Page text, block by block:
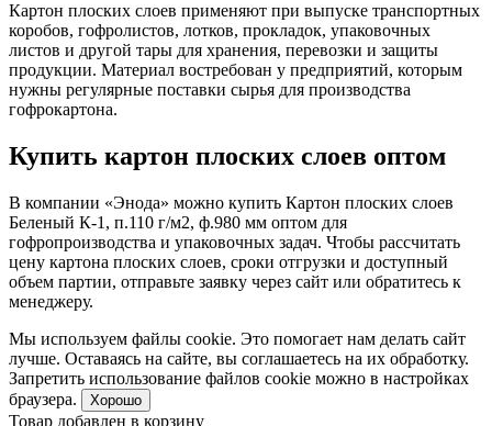
Картон плоских слоев применяют при выпуске транспортных
коробов, гофролистов, лотков, прокладок, упаковочных
листов и другой тары для хранения, перевозки и защиты
продукции. Материал востребован у предприятий, которым
нужны регулярные поставки сырья для производства
гофрокартона.
Купить картон плоских слоев оптом
В компании «Энода» можно купить Картон плоских слоев
Беленый К-1, п.110 г/м2, ф.980 мм оптом для
гофропроизводства и упаковочных задач. Чтобы рассчитать
цену картона плоских слоев, сроки отгрузки и доступный
объем партии, отправьте заявку через сайт или обратитесь к
менеджеру.
Мы используем файлы cookie. Это помогает нам делать сайт
лучше. Оставаясь на сайте, вы соглашаетесь на их обработку.
Запретить использование файлов cookie можно в настройках
браузера.
Хорошо
Товар добавлен в корзину